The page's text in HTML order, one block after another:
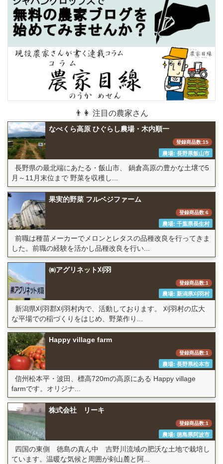
👨👩 注目の農家さん
なべくら高原 ひぐらし農場・木内順一
登録商品数:15
農場: 長野県飯山市
長野県の最北端にあたる・飯山市、 鍋倉高原の豊かな土壌で5
月～11月末位まで 野菜を収穫し...
果実的野菜 フルベジファーム
登録商品数:6
農場: 千葉県長生村
前職は種苗メーカーでメロンとレタスの品種改良を行ってきま
した。前職の経験を活かし品種改良を行い...
㈱アグリネット刈羽
登録商品数:1
農場: 新潟県刈羽村
新潟県刈羽郡刈羽村内で、活動しております。 刈羽村の広大
な平場での稲づくりをはじめ、野菜作り...
Happy village farm
登録商品数:1
農場: 長野県松本市
信州松本平・波田、標高720mの高原にある Happy village
farmです。オリジナ...
株式会社 リーキ
登録商品数:1
農場: 徳島県阿波市
四国の東側 徳島の真ん中 吉野川流域の肥沃な土地で栽培し
ています。温暖な気候と周囲が剣山麓と阿...